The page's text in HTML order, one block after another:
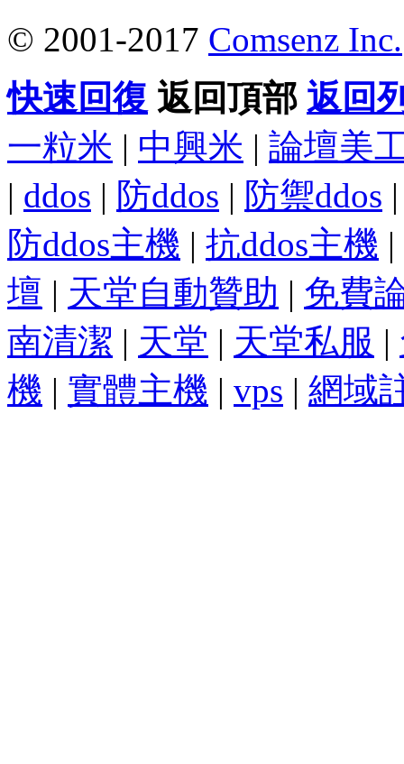
© 2001-2017 Comsenz Inc.
快速回復 返回頂部 返回
一粒米 | 中興米 | 論壇美
| ddos | 防ddos | 防禦ddos
防ddos主機 | 抗ddos主機 |
壇 | 天堂自動贊助 | 免費
南清潔 | 天堂 | 天堂私服 |
機 | 實體主機 | vps | 網域